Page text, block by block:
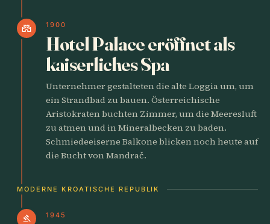
castle 1900
Hotel Palace eröffnet als
kaiserliches Spa
Unternehmer gestalteten die alte Loggia um, um
ein Strandbad zu bauen. Österreichische
Aristokraten buchten Zimmer, um die Meeresluft
zu atmen und in Mineralbecken zu baden.
Schmiedeeiserne Balkone blicken noch heute auf
die Bucht von Mandrač.
MODERNE KROATISCHE REPUBLIK
gavel 1945